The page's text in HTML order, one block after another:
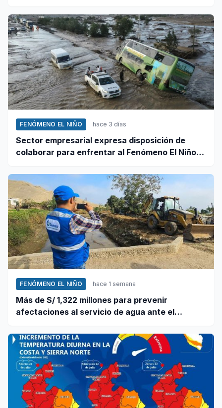
FENÓMENO EL NIÑO hace 3 días
Sector empresarial expresa disposición de
colaborar para enfrentar al Fenómeno El Niño,
FENÓMENO EL NIÑO hace 1 semana
Más de S/ 1,322 millones para prevenir
afectaciones al servicio de agua ante el